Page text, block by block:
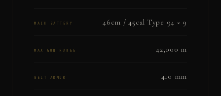
MAIN BATTERY 46cm / 45cal Type 94 × 9
MAX GUN RANGE 42,000 m
BELT ARMOR 410 mm